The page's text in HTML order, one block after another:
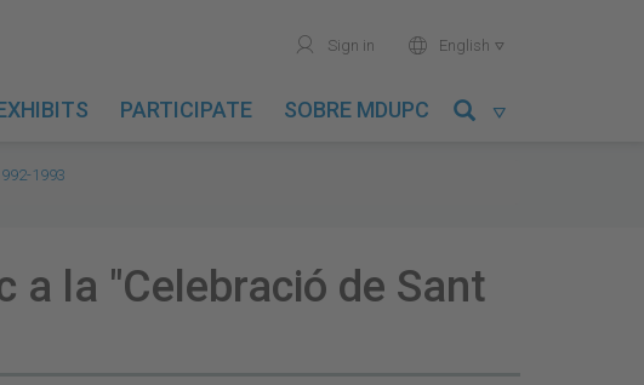
user Sign in world English 
PARTICIPATE SOBRE MDUPC 
1993
la "Celebració de Sant